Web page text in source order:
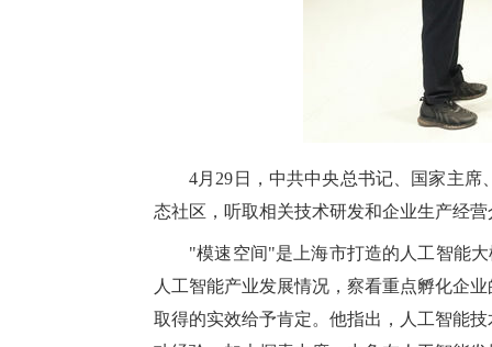
4月29日，中共中央总书记、国家主
态社区，听取相关技术研发和企业生产经
"模速空间"是上海市打造的人工智能
人工智能产业发展情况，察看重点孵化企
取得的实效给予肯定。他指出，人工智能